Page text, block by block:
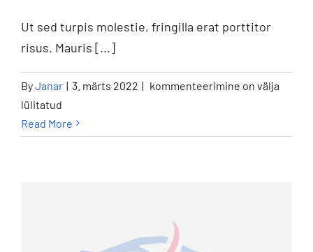
service?
Ut sed turpis molestie, fringilla erat porttitor
risus. Mauris [...]
ByJanar | 3. märts 2022 | Do
an
kommenteerimine on välja
lülitatud
Read More